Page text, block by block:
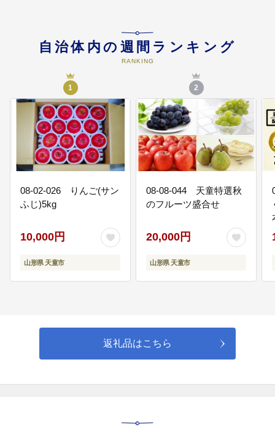
スポーツと文化の振興
一人1スポーツを推進するとともに、天童をホームタウンとして活
躍するプロスポーツをサポートする取組。地域に残る芸術・文化
の保存・継承・振興の取組。
◇主な事業
伝統文化の継承と文化団体の育成など
05
輪を広げる取組。
地域づくり委員会に対する支援、姉妹都市・友好都市等との交
流、関東天童会や在仙天童会との市民相互交流の促進など
自治体内の週間ランキング
RANKING
1
08-02-026 りんご(サン
ふじ)5kg
10,000円
山形県 天童市
2
08-08-044 天童特選秋
のフルーツ盛合せ
20,000円
山形県 天童市
返礼品はこちら